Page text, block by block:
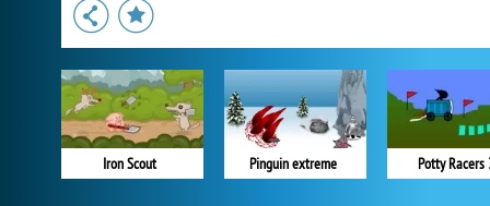
Iron Scout Pinguin extreme Potty Racers